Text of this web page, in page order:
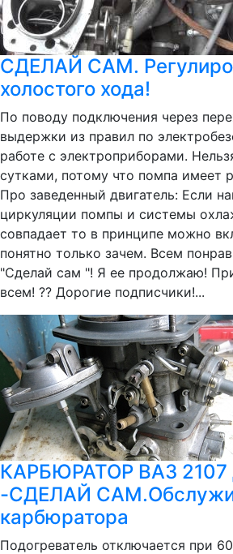
СДЕЛАЙ САМ.
холостого хода!
По поводу подключения через
выдержки из правил по
работе с электроприборами.
сутками, потому что помпа имеет
Про заведенный двигатель: Если
циркуляции помпы и системы
совпадает то в принципе можно
понятно только зачем. Всем
"Сделай сам "! Я ее продолжаю!
всем! ?? Дорогие подписчики!...
КАРБЮРАТОР ВАЗ
-СДЕЛАЙ
карбюратора
Подогреватель отключается при